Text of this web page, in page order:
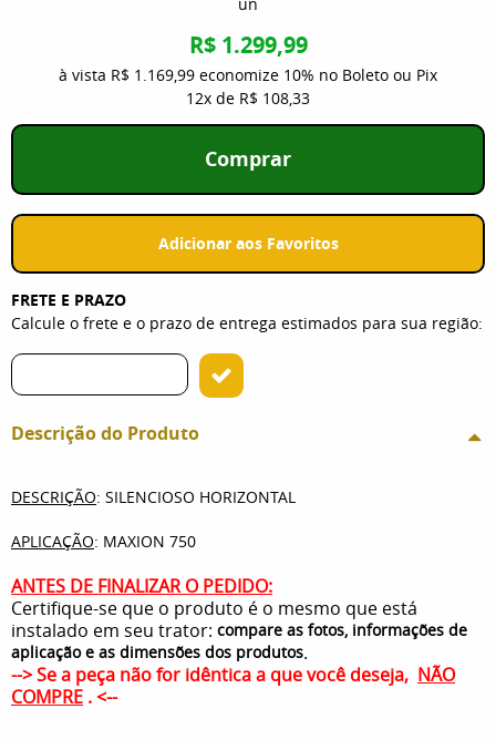
R$ 1.299,99
à vista R$ 1.169,99 economize 10% no Boleto ou Pix
12x de R$ 108,33
Comprar
Adicionar aos Favoritos
FRETE E PRAZO
Calcule o frete e o prazo de entrega estimados para sua região:
Descrição do Produto
DESCRIÇÃO: SILENCIOSO HORIZONTAL
APLICAÇÃO: MAXION 750
ANTES DE FINALIZAR O PEDIDO:
Certifique-se que o produto é o mesmo que está
instalado em seu trator: compare as fotos, informações de
aplicação e as dimensões dos produtos.
--> Se a peça não for idêntica a que você deseja, NÃO
COMPRE . <--